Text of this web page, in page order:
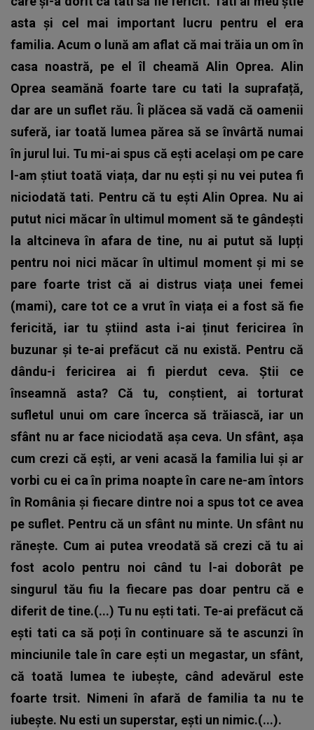
asta și cel mai important lucru pentru el era
familia. Acum o lună am aflat că mai trăia un om în
casa noastră, pe el îl cheamă Alin Oprea. Alin
Oprea seamănă foarte tare cu tati la suprafață,
dar are un suflet rău. Îi plăcea să vadă că oamenii
suferă, iar toată lumea părea să se învârtă numai
în jurul lui. Tu mi-ai spus că ești același om pe care
l-am știut toată viața, dar nu ești și nu vei putea fi
niciodată tati. Pentru că tu ești Alin Oprea. Nu ai
putut nici măcar în ultimul moment să te gândești
la altcineva în afara de tine, nu ai putut să lupți
pentru noi nici măcar în ultimul moment și mi se
pare foarte trist că ai distrus viața unei femei
(mami), care tot ce a vrut în viața ei a fost să fie
fericită, iar tu știind asta i-ai ținut fericirea în
buzunar și te-ai prefăcut că nu există. Pentru că
dându-i fericirea ai fi pierdut ceva. Știi ce
înseamnă asta? Că tu, conștient, ai torturat
sufletul unui om care încerca să trăiască, iar un
sfânt nu ar face niciodată așa ceva. Un sfânt, așa
cum crezi că ești, ar veni acasă la familia lui și ar
vorbi cu ei ca în prima noapte în care ne-am întors
în România și fiecare dintre noi a spus tot ce avea
pe suflet. Pentru că un sfânt nu minte. Un sfânt nu
rănește. Cum ai putea vreodată să crezi că tu ai
fost acolo pentru noi când tu l-ai doborât pe
singurul tău fiu la fiecare pas doar pentru că e
diferit de tine.(...) Tu nu ești tati. Te-ai prefăcut că
ești tati ca să poți în continuare să te ascunzi în
minciunile tale în care ești un megastar, un sfânt,
că toată lumea te iubește, când adevărul este
foarte trsit. Nimeni în afară de familia ta nu te
iubește. Nu esti un superstar, ești un nimic.(...).